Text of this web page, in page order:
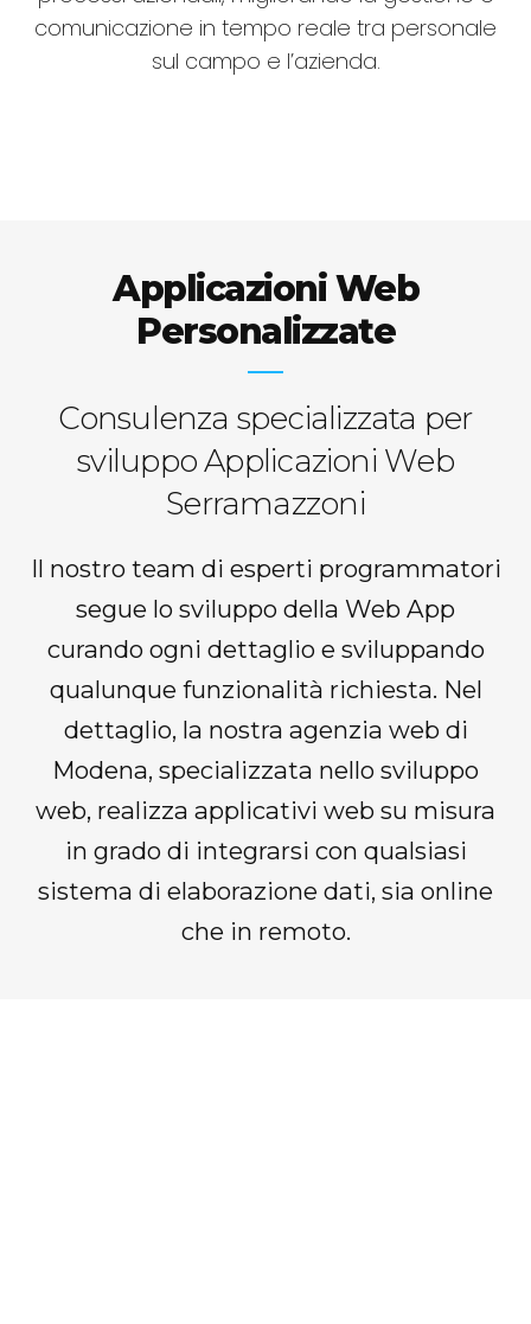
comunicazione in tempo reale tra personale
sul campo e l’azienda.
Applicazioni Web
Personalizzate
Consulenza specializzata per
sviluppo Applicazioni Web
Serramazzoni
Il nostro team di esperti programmatori
segue lo sviluppo della Web App
curando ogni dettaglio e sviluppando
qualunque funzionalità richiesta. Nel
dettaglio, la nostra agenzia web di
Modena, specializzata nello sviluppo
web, realizza applicativi web su misura
in grado di integrarsi con qualsiasi
sistema di elaborazione dati, sia online
che in remoto.